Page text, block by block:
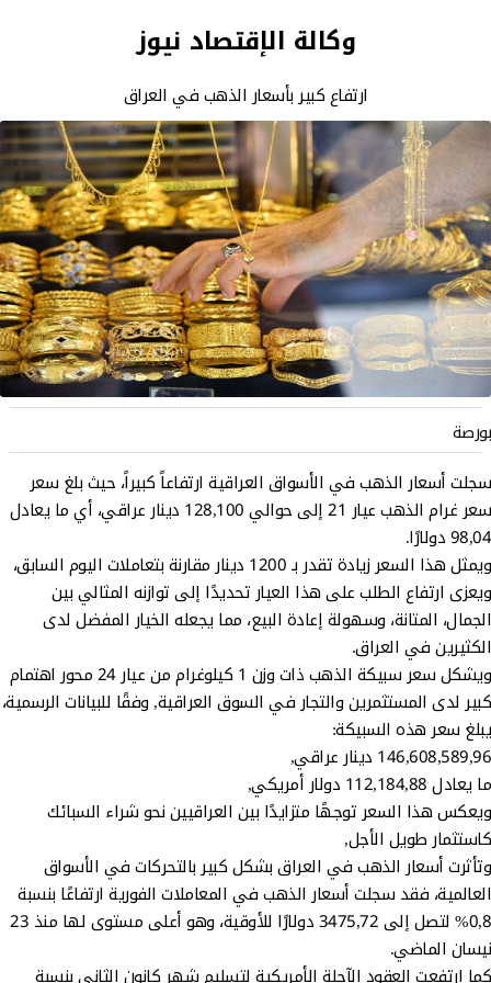
وكالة الإقتصاد نيوز
ارتفاع كبير بأسعار الذهب في العراق
بورصة
سجلت أسعار الذهب في الأسواق العراقية ارتفاعاً كبيراً، حيث بلغ سعر
سعر غرام الذهب عيار 21 إلى حوالي 128,100 دينار عراقي، أي ما يعادل
98,04 دولارًا.
ويمثل هذا السعر زيادة تقدر بـ 1200 دينار مقارنة بتعاملات اليوم السابق،
ويعزى ارتفاع الطلب على هذا العيار تحديدًا إلى توازنه المثالي بين
الجمال، المتانة، وسهولة إعادة البيع، مما يجعله الخيار المفضل لدى
الكثيرين في العراق.
ويشكل سعر سبيكة الذهب ذات وزن 1 كيلوغرام من عيار 24 محور اهتمام
كبير لدى المستثمرين والتجار في السوق العراقية, وفقًا للبيانات الرسمية،
يبلغ سعر هذه السبيكة:
146,608,589,96 دينار عراقي,
ما يعادل 112,184,88 دولار أمريكي,
ويعكس هذا السعر توجهًا متزايدًا بين العراقيين نحو شراء السبائك
كاستثمار طويل الأجل,
وتأثرت أسعار الذهب في العراق بشكل كبير بالتحركات في الأسواق
العالمية، فقد سجلت أسعار الذهب في المعاملات الفورية ارتفاعًا بنسبة
0,8% لتصل إلى 3475,72 دولارًا للأوقية، وهو أعلى مستوى لها منذ 23
نيسان الماضي.
كما ارتفعت العقود الآجلة الأمريكية لتسليم شهر كانون الثاني بنسبة